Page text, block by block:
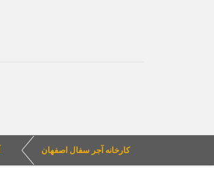
کارخانه آجر سفال اصفهان